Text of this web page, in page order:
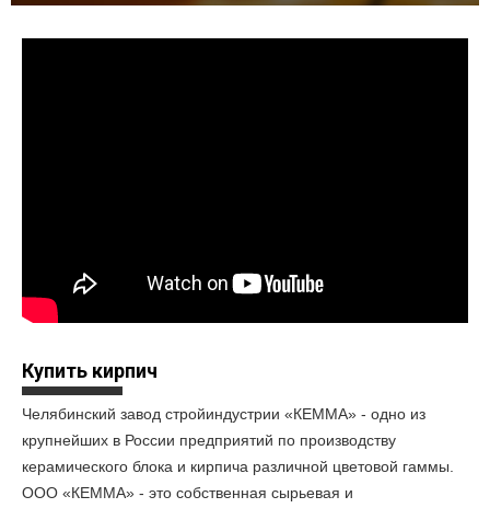
Купить кирпич
Челябинский завод стройиндустрии «КЕММА» - одно из
крупнейших в России предприятий по производству
керамического блока и кирпича различной цветовой гаммы.
ООО «КЕММА» - это собственная сырьевая и